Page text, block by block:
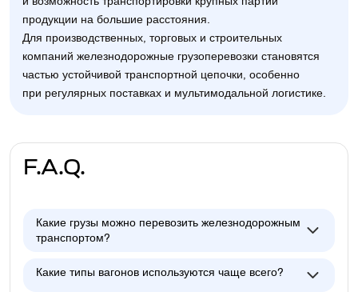
продукции на большие расстояния.
Для производственных, торговых и строительных
компаний железнодорожные грузоперевозки становятся
частью устойчивой транспортной цепочки, особенно
при регулярных поставках и мультимодальной логистике.
F.A.Q.
Какие грузы можно перевозить железнодорожным
транспортом?
Какие типы вагонов используются чаще всего?